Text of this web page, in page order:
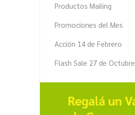
Productos Mailing
Promociones del Mes
Acción 14 de Febrero
Flash Sale 27 de Octubre